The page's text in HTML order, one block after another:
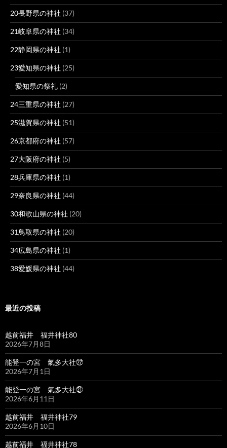
20長野県の神社 (37)
21岐阜県の神社 (34)
22静岡県の神社 (1)
23愛知県の神社 (25)
愛知県の祭礼 (2)
24三重県の神社 (27)
25滋賀県の神社 (51)
26京都府の神社 (57)
27大阪府の神社 (5)
28兵庫県の神社 (1)
29奈良県の神社 (44)
30和歌山県の神社 (20)
31鳥取県の神社 (20)
34広島県の神社 (1)
38愛媛県の神社 (44)
最近の投稿
越前福井 福井神社80
2026年7月8日
能登一の宮 氣多大社㉒
2026年7月1日
能登一の宮 氣多大社㉑
2026年6月11日
越前福井 福井神社79
2026年6月10日
越前福井 福井神社78